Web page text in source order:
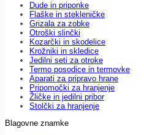
Dude in priponke
Flaške in stekleničke
Grizala za zobke
Otroški slinčki
Kozarčki in skodelice
Krožniki in skledice
Jedilni seti za otroke
Termo posodice in termovke
Aparati za pripravo hrane
Pripomočki za hranjenje
Žličke in jedilni pribor
Stolčki za hranjenje
Blagovne znamke